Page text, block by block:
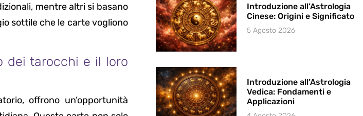
mentre altri si basano
sottile che le carte vogliono
dei tarocchi e il loro
offrono un’opportunità
Introduzione all’Astrologia
Cinese: Origini e Significato
5 Agosto 2026
Introduzione all’Astrologia
Vedica: Fondamenti e
Applicazioni